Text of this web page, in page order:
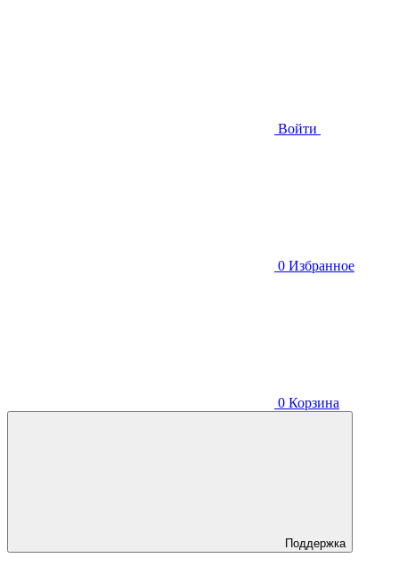
Войти
0 Избранное
0 Корзина
Поддержка